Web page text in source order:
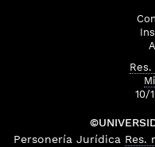
Res.
10/
Personería Jurídica Res.